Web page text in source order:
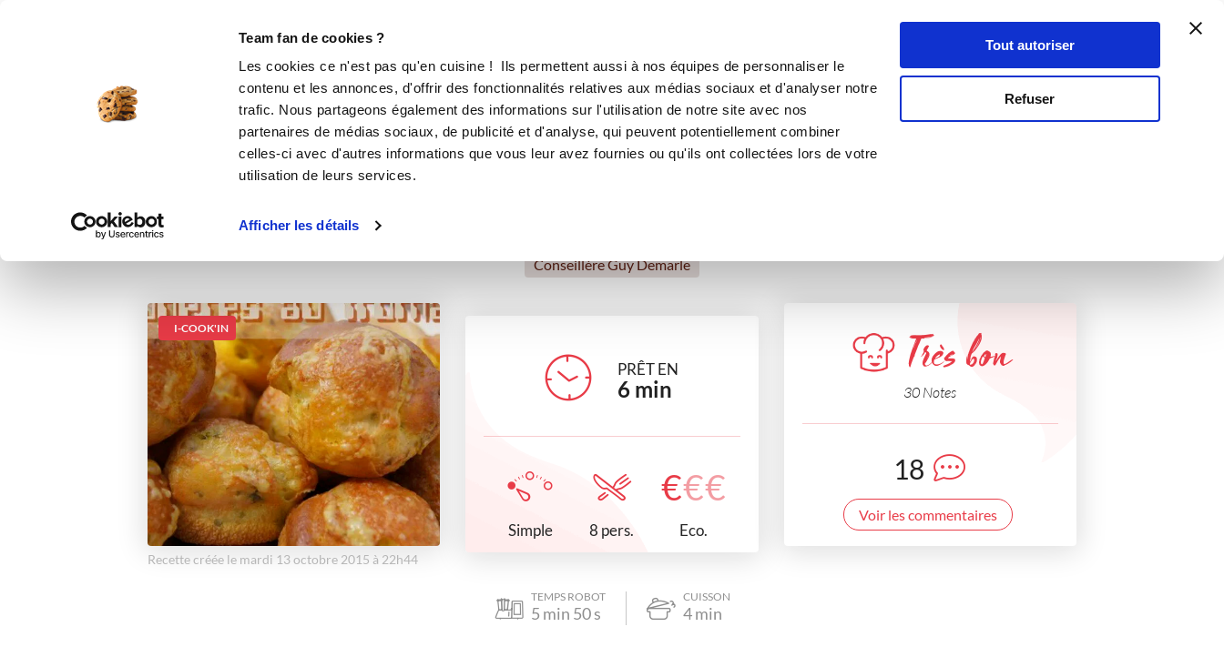
Team fan de cookies ?
Les cookies ce n'est pas qu'en cuisine ! Ils permettent aussi à nos équipes de personnaliser le
contenu et les annonces, d'offrir des fonctionnalités relatives aux médias sociaux et d'analyser notre
trafic. Nous partageons également des informations sur l'utilisation de notre site avec nos
partenaires de médias sociaux, de publicité et d'analyse, qui peuvent potentiellement combiner
celles-ci avec d'autres informations que vous leur avez fournies ou qu'ils ont collectées lors de votre
utilisation de leurs services.
Afficher les détails
Tout autoriser
Refuser
Se connecter
Gougères au fromage
apéritifs
Conseillère Guy Demarle
I-COOK'IN
Recette créée le mardi 13 octobre 2015 à 22h44
PRÊT EN
6 min
Simple 8 pers.
€€€
Eco.
Très bon
30 Notes
18
Voir les commentaires
TEMPS ROBOT
5 min 50s
CUISSON
4min